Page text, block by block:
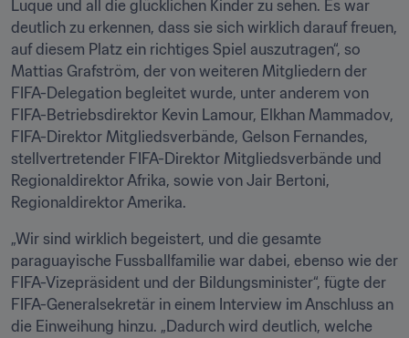
Luque und all die glücklichen Kinder zu sehen. Es war
deutlich zu erkennen, dass sie sich wirklich darauf freuen,
auf diesem Platz ein richtiges Spiel auszutragen“, so
Mattias Grafström, der von weiteren Mitgliedern der
FIFA-Delegation begleitet wurde, unter anderem von
FIFA-Betriebsdirektor Kevin Lamour, Elkhan Mammadov,
FIFA-Direktor Mitgliedsverbände, Gelson Fernandes,
stellvertretender FIFA-Direktor Mitgliedsverbände und
Regionaldirektor Afrika, sowie von Jair Bertoni,
Regionaldirektor Amerika.
„Wir sind wirklich begeistert, und die gesamte
paraguayische Fussballfamilie war dabei, ebenso wie der
FIFA-Vizepräsident und der Bildungsminister“, fügte der
FIFA-Generalsekretär in einem Interview im Anschluss an
die Einweihung hinzu. „Dadurch wird deutlich, welche